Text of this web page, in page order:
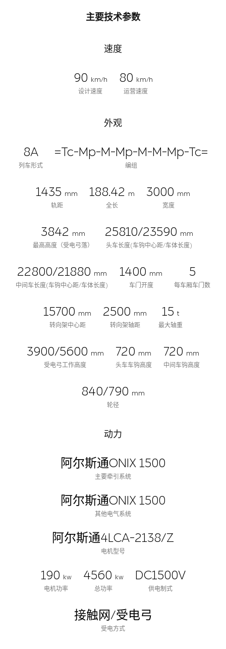
主要技术参数
速度
90
km/h
设计速度
80
km/h
运营速度
外观
8A
列车形式
=Tc-Mp-M-Mp-M-M-Mp-Tc=
编组
1435 mm
轨距
188.42
m
全长
3000 mm
宽度
3842
mm
最高高度（受电弓落）
25810/23590 mm
头车长度(车钩中心距/车体长度)
22800/21880 mm
中间车长度(车钩中心距/车体长度)
1400 mm
车门开度
5
每车厢车门数
15700 mm
转向架中心距
2500 mm
转向架轴距
15 t
最大轴重
3900/5600 mm
受电弓工作高度
720 mm
头车车钩高度
720 mm
中间车钩高度
840/790 mm
轮径
动力
阿尔斯通ONIX 1500
主要牵引系统
阿尔斯通ONIX 1500
其他电气系统
阿尔斯通4LCA-2138/Z
电机型号
190
kw
电机功率
4560
kw
总功率
DC1500V
供电制式
接触网/受电弓
受电方式